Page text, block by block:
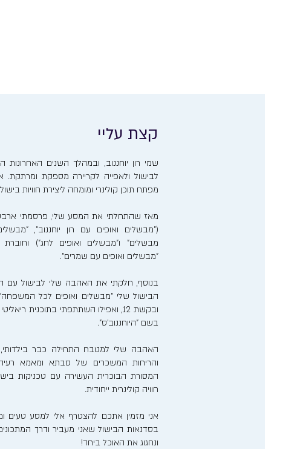
קצת עליי
שמי רון יוחננוב, ובמהלך השנים
לבישול ולאפייה לקריירה מספקת ומרתקת.
מפתח תוכן קולינרי ומומחה ליצירת חוויות
מאז שהתחלתי את המסע שלי, פרסמתי
("מבשלים ואופים עם רון יוחננוב",
מבשלים" ו"מבשלים ואופים לחג")
"מבשלים ואופים עם שמרים".
בנוסף, חלקתי את האהבה שלי לבישול עם
הבישול שלי "מבשלים ואופים לכל
ובקשת 12, ואפילו השתתפתי בתוכנית
בשם "היוחננוב'ס".
האהבה שלי למטבח התחילה כבר בילדותי,
והריחות המשכרים של סבתא ומאמא
המסורת הבוכרית העשירה עם טכניקות בישול
חוויה קולינרית ייחודית.
אני מזמין אתכם להצטרף אלי למסע טעים
בסדנאות הבישול שאני מעביר ודרך
ונחגוג את האוכל ביחד!